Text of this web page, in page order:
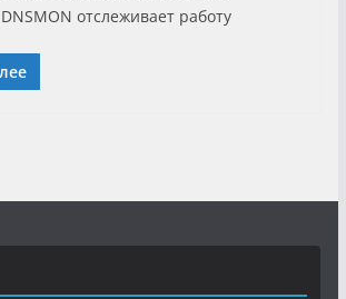
отслеживает работу